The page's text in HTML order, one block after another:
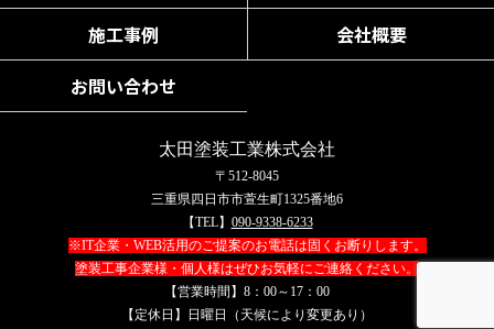
施工事例
会社概要
お問い合わせ
太田塗装工業株式会社
〒512-8045
三重県四日市市萱生町1325番地6
【TEL】 090-9338-6233
※IT企業・WEB活用のご提案のお電話は固くお断りします。
塗装工事企業様・個人様はぜひお気軽にご連絡ください。
【営業時間】8：00～17：00
【定休日】日曜日（天候により変更あり）